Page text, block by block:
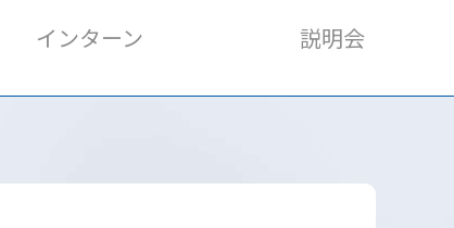
ンター
インターン 説明会